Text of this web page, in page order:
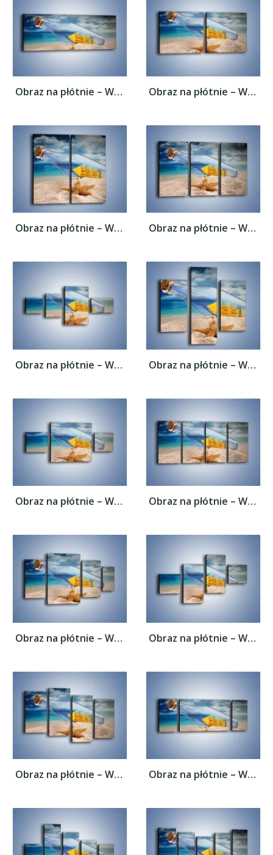
Obraz na płótnie – Wspomnienia znad morza... Obraz na płótnie – Wspomnienia znad morza...
Obraz na płótnie – Wspomnienia znad morza... Obraz na płótnie – Wspomnienia znad morza...
Obraz na płótnie – Wspomnienia znad morza... Obraz na płótnie – Wspomnienia znad morza...
Obraz na płótnie – Wspomnienia znad morza... Obraz na płótnie – Wspomnienia znad morza...
Obraz na płótnie – Wspomnienia znad morza... Obraz na płótnie – Wspomnienia znad morza...
Obraz na płótnie – Wspomnienia znad morza... Obraz na płótnie – Wspomnienia znad morza...